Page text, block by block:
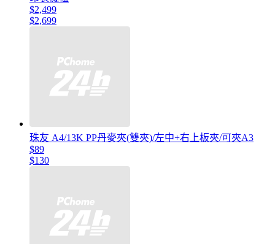
$2,499
$2,699
珠友 A4/13K PP丹麥夾(雙夾)/左中+右上板夾/可夾A3
$89
$130